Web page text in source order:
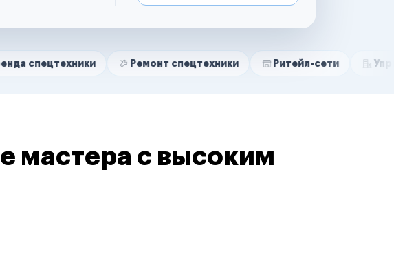
Ремонт спецтехники Ритейл-сети Управляющие
мастера с высоким